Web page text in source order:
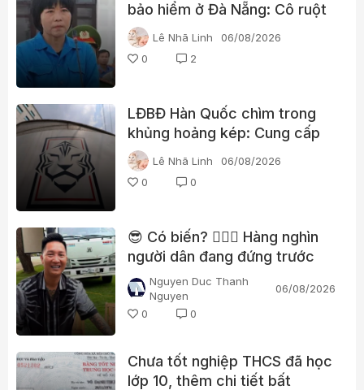
bảo hiểm ở Đà Nẵng: Cô ruột
phát hiện dấu hiệu bất thường
Lê Nhã Linh
06/08/2026
0
2
LĐBĐ Hàn Quốc chìm trong
khủng hoảng kép: Cung cấp
gái gọi cho trọng tài, cảnh sát
đột kích trụ sở
Lê Nhã Linh
06/08/2026
0
0
😎 Có biến? 👮🏻‍♂️ Hàng nghìn
người dân đang đứng trước
nhà Huấn “hoa hồng”?
Nguyen Duc Thanh
Nguyen
06/08/2026
0
0
Chưa tốt nghiệp THCS đã học
lớp 10, thêm chi tiết bất